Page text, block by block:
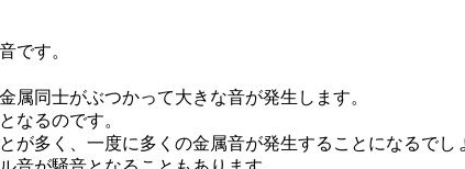
です。
属同士がぶつかって大きな音が発生します。
なるのです。
多く、一度に多くの金属音が発生することになるでし